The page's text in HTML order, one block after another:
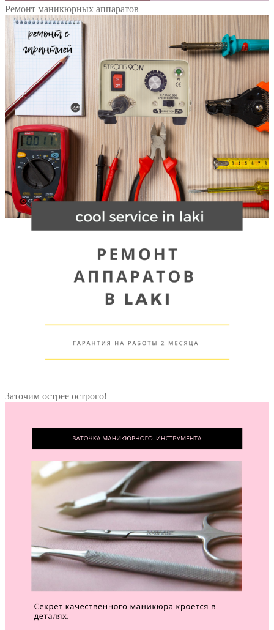
Ремонт маникюрных аппаратов
Заточим острее острого!